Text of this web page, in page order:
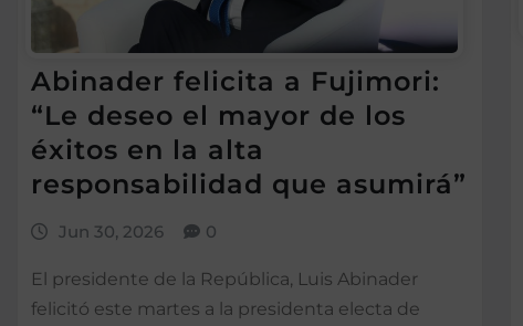
Abinader felicita a Fujimori:
“Le deseo el mayor de los
éxitos en la alta
responsabilidad que asumirá”
Jun 30, 2026 0
El presidente de la República, Luis Abinader
felicitó este martes a la presidenta electa de